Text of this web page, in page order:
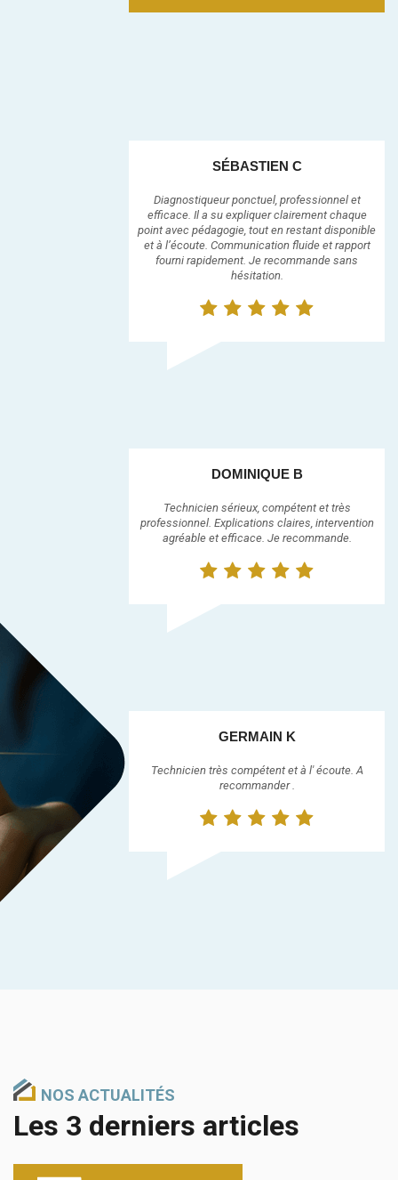
SÉBASTIEN C
Diagnostiqueur ponctuel, professionnel et
efficace. Il a su expliquer clairement chaque
point avec pédagogie, tout en restant disponible
et à l’écoute. Communication fluide et rapport
fourni rapidement. Je recommande sans
hésitation.
DOMINIQUE B
Technicien sérieux, compétent et très
professionnel. Explications claires, intervention
agréable et efficace. Je recommande.
GERMAIN K
Technicien très compétent et à l' écoute. A
recommander .
NOS ACTUALITÉS
Les 3 derniers articles